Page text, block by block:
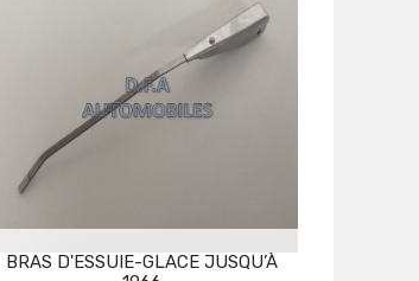
BRAS D'ESSUIE-GLACE JUSQU’À